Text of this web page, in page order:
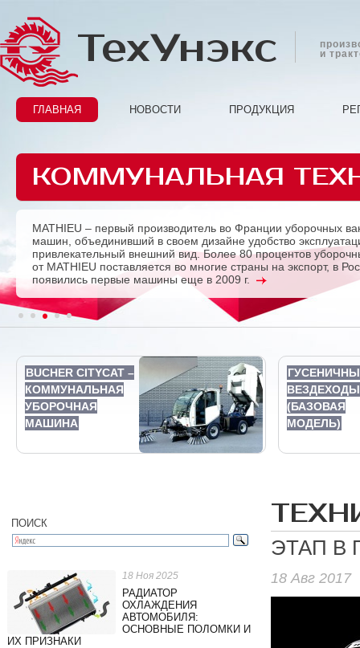
ТехУнэкс
и
ГЛАВНАЯ НОВОСТИ ПРОДУКЦИЯ
КОММУНАЛЬНАЯ
MATHIEU – первый производитель во Франции уборочных
машин, объединивший в своем дизайне удобство
привлекательный внешний вид. Более 80 процентов
от MATHIEU поставляется во многие страны на экспорт, в
появились первые машины еще в 2009 г.
Previous
1 2 3 4 5
BUCHER CITYCAT –
КОММУНАЛЬНАЯ
УБОРОЧНАЯ
МАШИНА
ВЕЗДЕХОДЫ
(БАЗОВАЯ
МОДЕЛЬ)
ЭТАП В
18 Авг 2017
ПОИСК
18 Ноя 2025
РАДИАТОР
ОХЛАЖДЕНИЯ
АВТОМОБИЛЯ:
ОСНОВНЫЕ ПОЛОМКИ И
ИХ ПРИЗНАКИ